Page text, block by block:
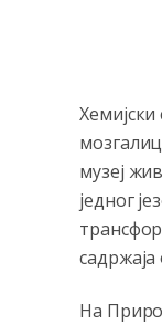
музеј
једног
На